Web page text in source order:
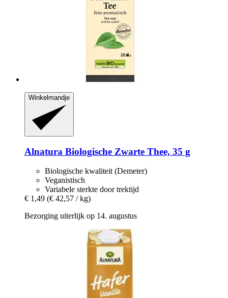
Winkelmandje
Alnatura Biologische Zwarte Thee, 35 g
Biologische kwaliteit (Demeter)
Veganistisch
Variabele sterkte door trektijd
€ 1,49 (€ 42,57 / kg)
Bezorging uiterlijk op 14. augustus